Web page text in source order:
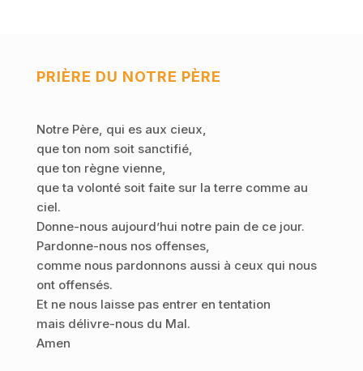
PRIÈRE DU NOTRE PÈRE
Notre Père, qui es aux cieux,
que ton nom soit sanctifié,
que ton règne vienne,
que ta volonté soit faite sur la terre comme au
ciel.
Donne-nous aujourd’hui notre pain de ce jour.
Pardonne-nous nos offenses,
comme nous pardonnons aussi à ceux qui nous
ont offensés.
Et ne nous laisse pas entrer en tentation
mais délivre-nous du Mal.
Amen